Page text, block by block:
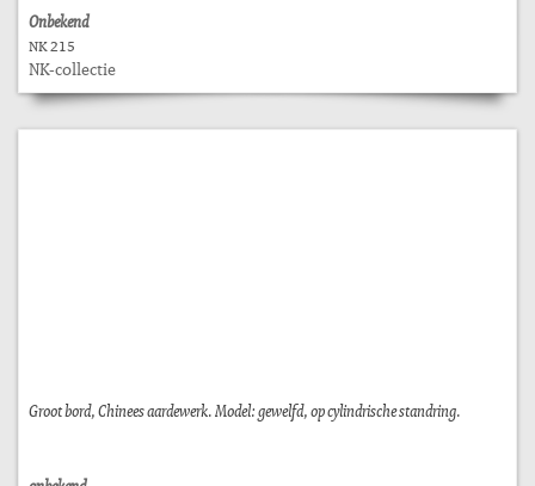
Onbekend
NK 215
NK-collectie
Groot bord, Chinees aardewerk. Model: gewelfd, op cylindrische standring.